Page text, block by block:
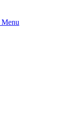
Menu